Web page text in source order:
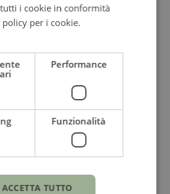
i cookie in conformità
per i cookie.
Performance
Funzionalità
ACCETTA TUTTO